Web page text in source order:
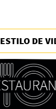
Chicas tristes de
Tovar
Paloma Pulisci
ESTILO DE